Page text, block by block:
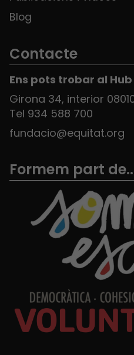
Blog
Contacte
Ens pots trobar al
Girona 34, interior
Tel 934 588 700
fundacio@equitat.org
Formem part